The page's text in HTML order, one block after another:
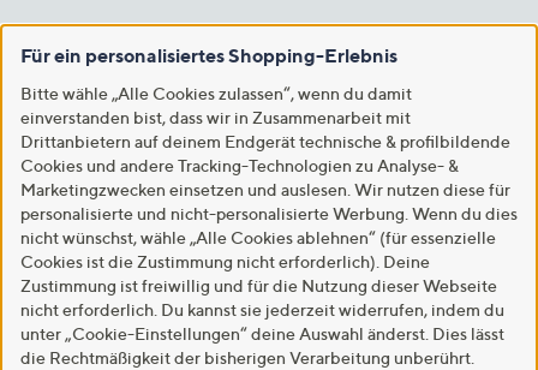
Für ein personalisiertes Shopping-Erlebnis
Bitte wähle „Alle Cookies zulassen“, wenn du damit
einverstanden bist, dass wir in Zusammenarbeit mit
Drittanbietern auf deinem Endgerät technische & profilbildende
Cookies und andere Tracking-Technologien zu Analyse- &
Marketingzwecken einsetzen und auslesen. Wir nutzen diese für
personalisierte und nicht-personalisierte Werbung. Wenn du dies
nicht wünschst, wähle „Alle Cookies ablehnen“ (für essenzielle
Cookies ist die Zustimmung nicht erforderlich). Deine
Zustimmung ist freiwillig und für die Nutzung dieser Webseite
nicht erforderlich. Du kannst sie jederzeit widerrufen, indem du
unter „Cookie-Einstellungen“ deine Auswahl änderst. Dies lässt
die Rechtmäßigkeit der bisherigen Verarbeitung unberührt.